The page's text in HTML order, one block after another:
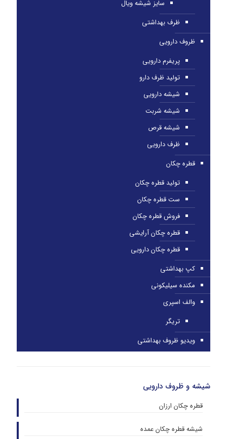
سایز شیشه ویال
ظرف بهداشتی
ظروف دارویی
پریفرم دارویی
تولید ظرف دارو
شیشه دارویی
شیشه شربت
شیشه قرص
ظرف دارویی
قطره چکان
تولید قطره چکان
ست قطره چکان
فروش قطره چکان
قطره چکان آرایشی
قطره چکان دارویی
کپ بهداشتی
مکنده سیلیکونی
والف اسپری
تریگر
ویدیو ظروف بهداشتی
شیشه و ظروف دارویی
قطره چکان ارزان
شیشه قطره چکان عمده